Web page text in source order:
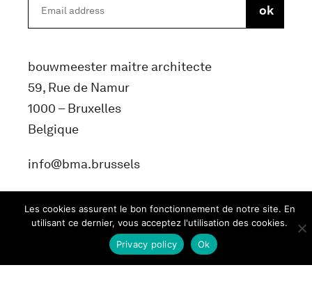
bouwmeester maitre architecte
59, Rue de Namur
1000 – Bruxelles
Belgique
info@bma.brussels
Les cookies assurent le bon fonctionnement de notre site. En
utilisant ce dernier, vous acceptez l'utilisation des cookies.
Ok
Privacy policy